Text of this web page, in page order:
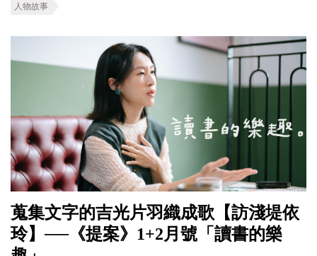
人物故事
蒐集文字的吉光片羽織成歌【訪淺堤依
玲】──《提案》1+2月號「讀書的樂